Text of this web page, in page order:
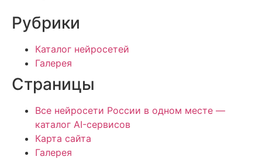
Рубрики
Каталог нейросетей
Галерея
Страницы
Все нейросети России в одном месте —
каталог AI-сервисов
Карта сайта
Галерея